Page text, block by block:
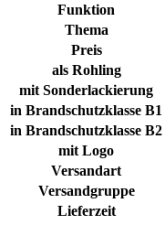
Funktion
Thema
Preis
als Rohling
mit Sonderlackierung
in Brandschutzklasse B1
in Brandschutzklasse B2
mit Logo
Versandart
Versandgruppe
Lieferzeit